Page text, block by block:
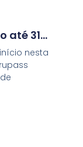
até 31
nesta